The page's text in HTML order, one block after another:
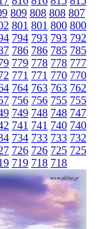
809 808 808 807
801 801 800 800
794 793 793 792
786 786 785 785
779 778 778 777
771 771 770 770
764 763 763 762
756 756 755 755
749 748 748 747
741 741 740 740
734 733 733 732
726 726 725 725
719 718 718